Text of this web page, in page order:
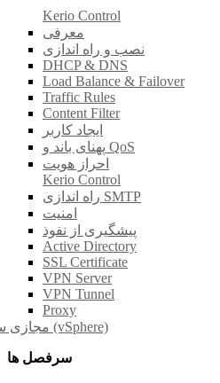
Kerio Control
معرفی
نصب و راه اندازی
DHCP & DNS
Load Balance & Failover
Traffic Rules
Content Filter
ایجاد کاربر
پهنای باند و QoS
احراز هویت
Kerio Control
راه اندازی SMTP
امنیت
پیشگیری از نفوذ
Active Directory
SSL Certificate
VPN Server
VPN Tunnel
Proxy
مجازی سازی (vSphere)
سرفصل ها